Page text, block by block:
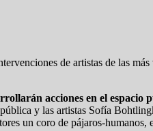
de artistas de las
acciones en el espacio
y las artistas Sofía
un coro de pájaros-